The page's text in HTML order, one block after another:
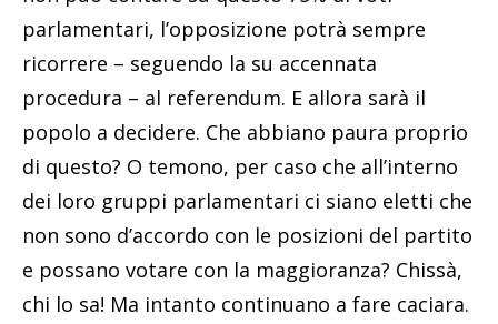
parlamentari, l’opposizione potrà sempre
ricorrere – seguendo la su accennata
procedura – al referendum. E allora sarà il
popolo a decidere. Che abbiano paura proprio
di questo? O temono, per caso che all’interno
dei loro gruppi parlamentari ci siano eletti che
non sono d’accordo con le posizioni del partito
e possano votare con la maggioranza? Chissà,
chi lo sa! Ma intanto continuano a fare caciara.